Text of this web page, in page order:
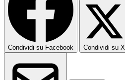
Condividi su Facebook Condividi su X